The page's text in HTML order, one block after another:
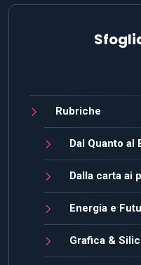
Rubriche
Dal Quanto al
Dalla carta ai
Energia e
Grafica &